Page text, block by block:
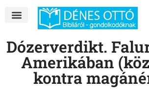
Dózerverdikt.
Amerikában
kontra